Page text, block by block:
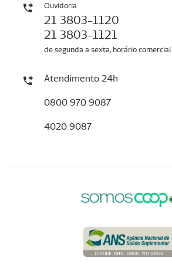
Ouvidoria
21 3803-1120
21 3803-1121
de segunda a sexta, horário comercial
Atendimento 24h
0800 970 9087
4020 9087